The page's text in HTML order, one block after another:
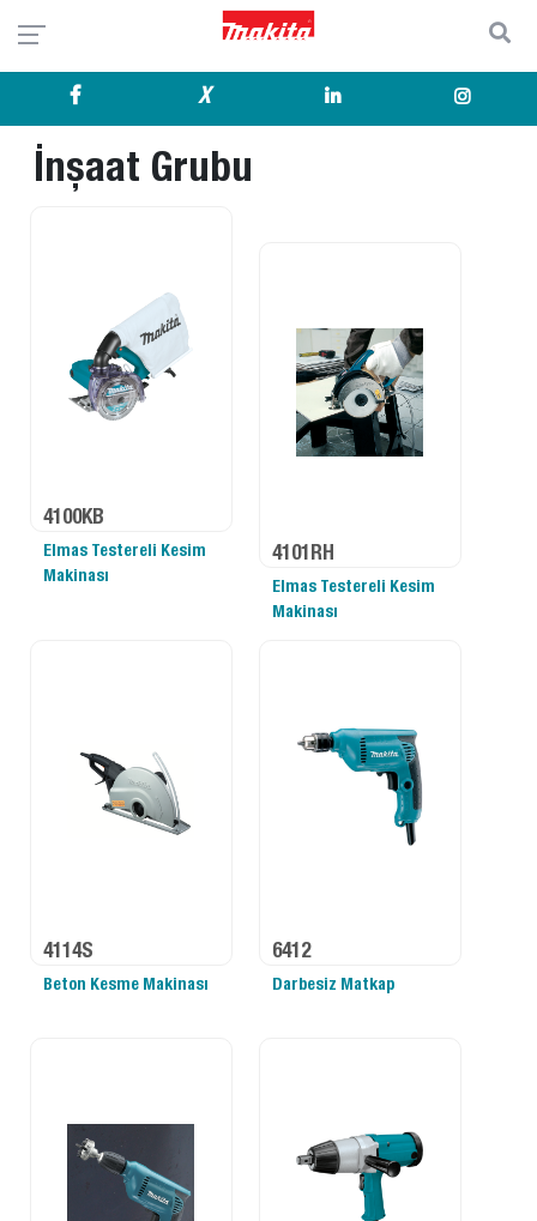
X
İnşaat Grubu
4100KB
Elmas Testereli Kesim
Makinası
4101RH
Elmas Testereli Kesim
Makinası
4114S
Beton Kesme Makinası
6412
Darbesiz Matkap